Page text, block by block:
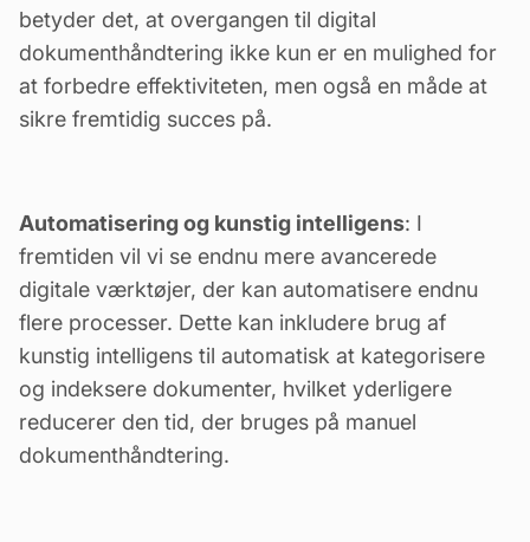
betyder det, at overgangen til digital
dokumenthåndtering ikke kun er en mulighed for
at forbedre effektiviteten, men også en måde at
sikre fremtidig succes på.
Automatisering og kunstig intelligens: I
fremtiden vil vi se endnu mere avancerede
digitale værktøjer, der kan automatisere endnu
flere processer. Dette kan inkludere brug af
kunstig intelligens til automatisk at kategorisere
og indeksere dokumenter, hvilket yderligere
reducerer den tid, der bruges på manuel
dokumenthåndtering.